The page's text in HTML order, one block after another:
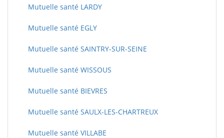
Mutuelle santé LARDY
Mutuelle santé EGLY
Mutuelle santé SAINTRY-SUR-SEINE
Mutuelle santé WISSOUS
Mutuelle santé BIEVRES
Mutuelle santé SAULX-LES-CHARTREUX
Mutuelle santé VILLABE